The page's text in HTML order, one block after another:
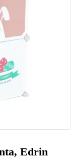
Edrin